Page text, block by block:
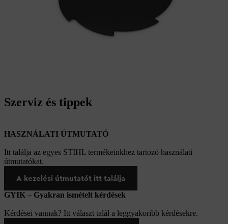
Szerviz és tippek
HASZNÁLATI ÚTMUTATÓ
Itt találja az egyes STIHL termékeinkhez tartozó használati
útmutatókat.
A kezelési útmutatót itt találja
GYIK – Gyakran ismételt kérdések
Kérdései vannak? Itt választ talál a leggyakoribb kérdésekre.